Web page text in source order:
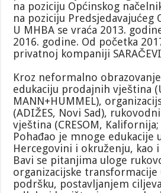
na poziciju Općinskog
na poziciju Predsjedavajućeg
U MHBA se vraća 2013.
2016. godine. Od početka
privatnoj kompaniji
Kroz neformalno
edukaciju prodajnih vještina
MANN+HUMMEL),
(ADIŽES, Novi Sad),
vještina (CRESOM,
Pohađao je mnoge edukacije
Hercegovini i okruženju, kao
Bavi se pitanjima uloge
organizacijske transformacije
podršku, postavljanjem